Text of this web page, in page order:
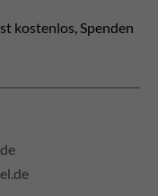
kostenlos, Spenden